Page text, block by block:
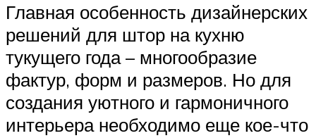
Главная особенность дизайнерских
решений для штор на кухню
тукущего года – многообразие
фактур, форм и размеров. Но для
создания уютного и гармоничного
интерьера необходимо еще кое-что